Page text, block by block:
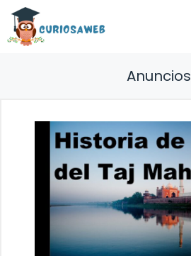
Saltar
contenido
Anuncios